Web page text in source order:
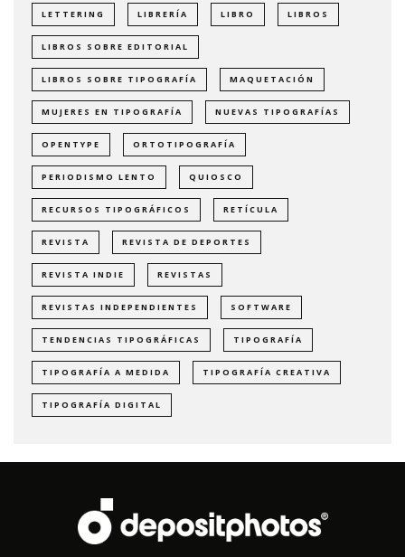
LETTERING LIBRERÍA LIBRO LIBROS
LIBROS SOBRE EDITORIAL
LIBROS SOBRE TIPOGRAFÍA MAQUETACIÓN
MUJERES EN TIPOGRAFÍA NUEVAS TIPOGRAFÍAS
OPENTYPE ORTOTIPOGRAFÍA
PERIODISMO LENTO QUIOSCO
RECURSOS TIPOGRÁFICOS RETÍCULA
REVISTA REVISTA DE DEPORTES
REVISTA INDIE REVISTAS
REVISTAS INDEPENDIENTES SOFTWARE
TENDENCIAS TIPOGRÁFICAS TIPOGRAFÍA
TIPOGRAFÍA A MEDIDA TIPOGRAFÍA CREATIVA
TIPOGRAFÍA DIGITAL